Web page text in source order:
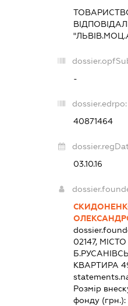
-
dossier.edrpo:
40871464
03.10.16
02147,
КВАРТИРА
Розмір
фонду (грн.):